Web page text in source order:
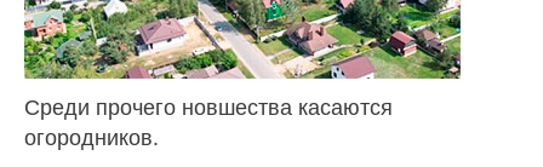
Среди прочего новшества касаются
огородников.